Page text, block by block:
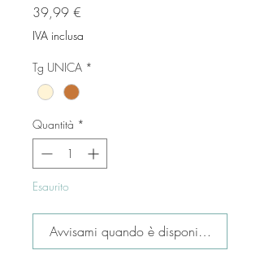
39,99 €
IVA inclusa
Tg UNICA *
Quantità *
Esaurito
Avvisami quando è disponibile